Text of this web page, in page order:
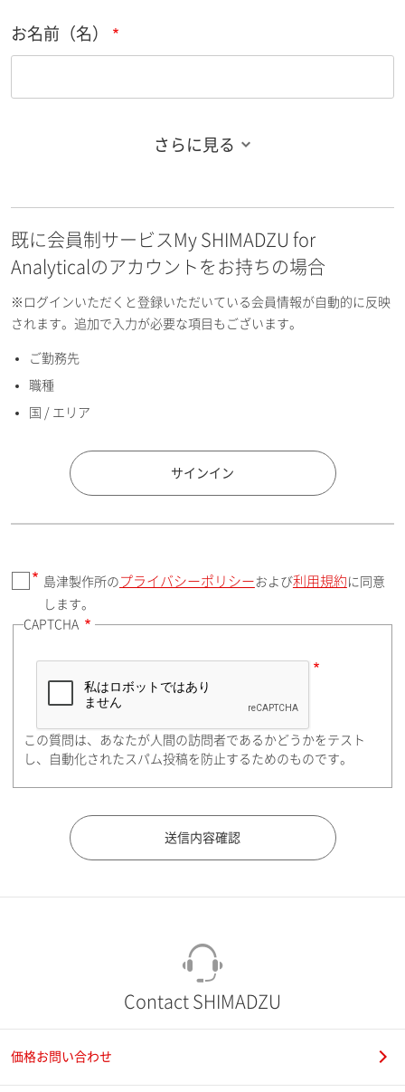
お名前（名）
お名前フリガナ（名）
E-mailアドレス（半角英数）
国 / エリア
郵便番号（勤務先）
住所検索
都道府県（勤務先）
さらに見る
既に会員制サービスMy SHIMADZU for
Analyticalのアカウントをお持ちの場合
※ログインいただくと登録いただいている会員情報が自動的に反映
されます。追加で入力が必要な項目もございます。
ご勤務先
職種
国 / エリア
サインイン
島津製作所の プライバシーポリシー および利用規約 に同意
します。
CAPTCHA
この質問は、あなたが人間の訪問者であるかどうかをテスト
し、自動化されたスパム投稿を防止するためのものです。
Contact SHIMADZU
価格お問い合わせ